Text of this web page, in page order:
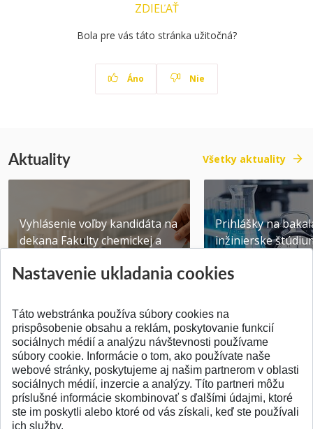
ZDIEĽAŤ
Bola pre vás táto stránka užitočná?
Áno Nie
Aktuality Všetky aktuality
Vyhlásenie voľby kandidáta na
dekana Fakulty chemickej a
Publikované 31.07.2026
Prihlášky na
inžinierske
Publikované
SPÄŤ NA VRCH
Nastavenie ukladania cookies
Táto webstránka používa súbory cookies na
prispôsobenie obsahu a reklám, poskytovanie funkcií
sociálnych médií a analýzu návštevnosti používame
súbory cookie. Informácie o tom, ako používate naše
webové stránky, poskytujeme aj našim partnerom v oblasti
sociálnych médií, inzercie a analýzy. Títo partneri môžu
príslušné informácie skombinovať s ďalšími údajmi, ktoré
ste im poskytli alebo ktoré od vás získali, keď ste používali
ich služby.